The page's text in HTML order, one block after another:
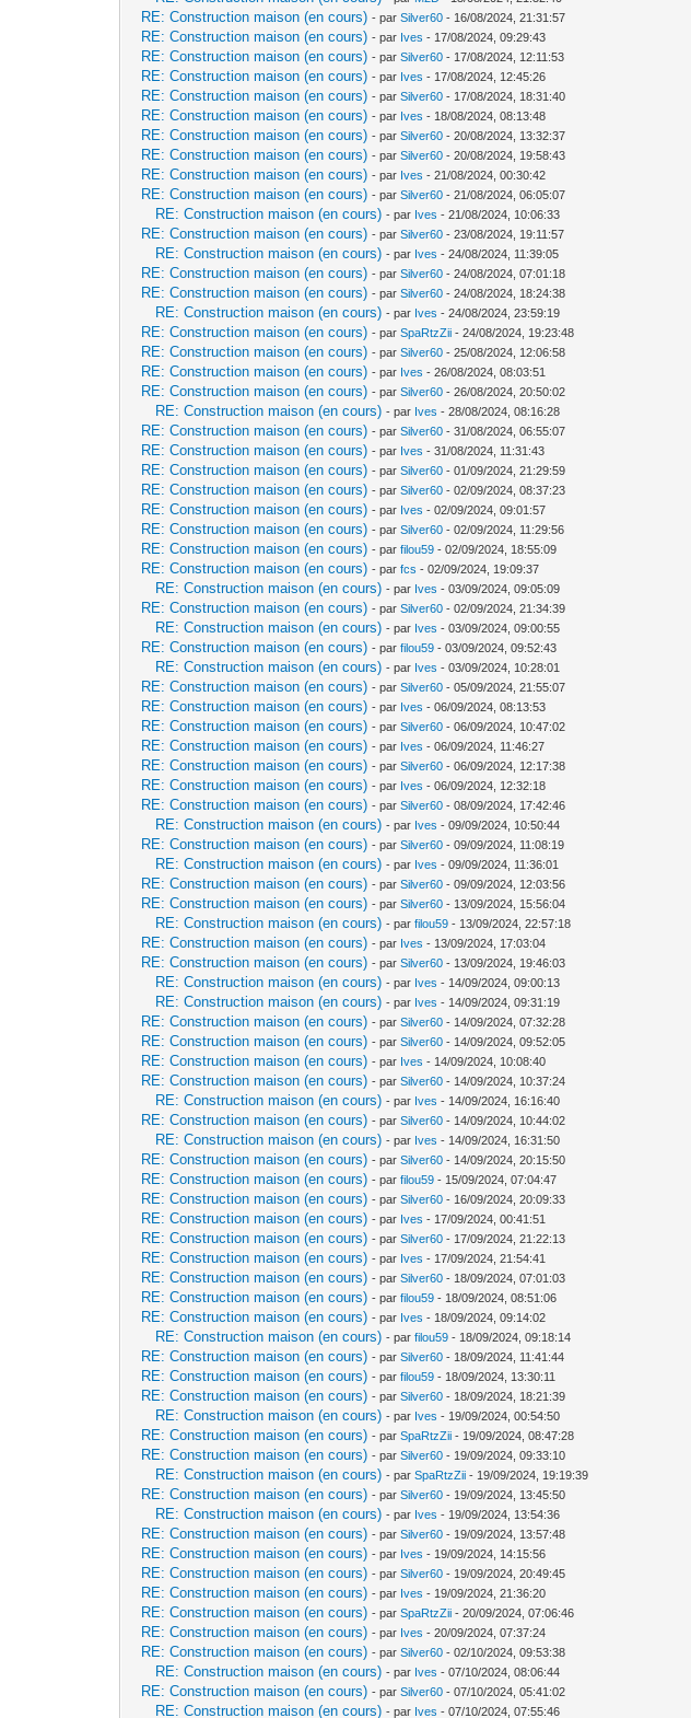
RE: Construction maison (en cours) - parSilver60 - 16/08/2024, 21:31:57
RE: Construction maison (en cours) - par Ives - 17/08/2024, 09:29:43
RE: Construction maison (en cours) - parSilver60 - 17/08/2024, 12:11:53
RE: Construction maison (en cours) - par Ives - 17/08/2024, 12:45:26
RE: Construction maison (en cours) - parSilver60 - 17/08/2024, 18:31:40
RE: Construction maison (en cours) - par Ives - 18/08/2024, 08:13:48
RE: Construction maison (en cours) - parSilver60 - 20/08/2024, 13:32:37
RE: Construction maison (en cours) - parSilver60 - 20/08/2024, 19:58:43
RE: Construction maison (en cours) - par Ives - 21/08/2024, 00:30:42
RE: Construction maison (en cours) - parSilver60 - 21/08/2024, 06:05:07
RE: Construction maison (en cours) - par Ives - 21/08/2024, 10:06:33
RE: Construction maison (en cours) - parSilver60 - 23/08/2024, 19:11:57
RE: Construction maison (en cours) - par Ives - 24/08/2024, 11:39:05
RE: Construction maison (en cours) - parSilver60 - 24/08/2024, 07:01:18
RE: Construction maison (en cours) - parSilver60 - 24/08/2024, 18:24:38
RE: Construction maison (en cours) - par Ives - 24/08/2024, 23:59:19
RE: Construction maison (en cours) - parSpaRtzZii - 24/08/2024, 19:23:48
RE: Construction maison (en cours) - parSilver60 - 25/08/2024, 12:06:58
RE: Construction maison (en cours) - par Ives - 26/08/2024, 08:03:51
RE: Construction maison (en cours) - parSilver60 - 26/08/2024, 20:50:02
RE: Construction maison (en cours) - par Ives - 28/08/2024, 08:16:28
RE: Construction maison (en cours) - parSilver60 - 31/08/2024, 06:55:07
RE: Construction maison (en cours) - par Ives - 31/08/2024, 11:31:43
RE: Construction maison (en cours) - parSilver60 - 01/09/2024, 21:29:59
RE: Construction maison (en cours) - parSilver60 - 02/09/2024, 08:37:23
RE: Construction maison (en cours) - par Ives - 02/09/2024, 09:01:57
RE: Construction maison (en cours) - parSilver60 - 02/09/2024, 11:29:56
RE: Construction maison (en cours) - parfilou59 - 02/09/2024, 18:55:09
RE: Construction maison (en cours) - parfcs - 02/09/2024, 19:09:37
RE: Construction maison (en cours) - par Ives - 03/09/2024, 09:05:09
RE: Construction maison (en cours) - parSilver60 - 02/09/2024, 21:34:39
RE: Construction maison (en cours) - par Ives - 03/09/2024, 09:00:55
RE: Construction maison (en cours) - parfilou59 - 03/09/2024, 09:52:43
RE: Construction maison (en cours) - par Ives - 03/09/2024, 10:28:01
RE: Construction maison (en cours) - parSilver60 - 05/09/2024, 21:55:07
RE: Construction maison (en cours) - par Ives - 06/09/2024, 08:13:53
RE: Construction maison (en cours) - parSilver60 - 06/09/2024, 10:47:02
RE: Construction maison (en cours) - par Ives - 06/09/2024, 11:46:27
RE: Construction maison (en cours) - parSilver60 - 06/09/2024, 12:17:38
RE: Construction maison (en cours) - par Ives - 06/09/2024, 12:32:18
RE: Construction maison (en cours) - parSilver60 - 08/09/2024, 17:42:46
RE: Construction maison (en cours) - par Ives - 09/09/2024, 10:50:44
RE: Construction maison (en cours) - parSilver60 - 09/09/2024, 11:08:19
RE: Construction maison (en cours) - par Ives - 09/09/2024, 11:36:01
RE: Construction maison (en cours) - parSilver60 - 09/09/2024, 12:03:56
RE: Construction maison (en cours) - parSilver60 - 13/09/2024, 15:56:04
RE: Construction maison (en cours) - parfilou59 - 13/09/2024, 22:57:18
RE: Construction maison (en cours) - par Ives - 13/09/2024, 17:03:04
RE: Construction maison (en cours) - parSilver60 - 13/09/2024, 19:46:03
RE: Construction maison (en cours) - par Ives - 14/09/2024, 09:00:13
RE: Construction maison (en cours) - par Ives - 14/09/2024, 09:31:19
RE: Construction maison (en cours) - parSilver60 - 14/09/2024, 07:32:28
RE: Construction maison (en cours) - parSilver60 - 14/09/2024, 09:52:05
RE: Construction maison (en cours) - par Ives - 14/09/2024, 10:08:40
RE: Construction maison (en cours) - parSilver60 - 14/09/2024, 10:37:24
RE: Construction maison (en cours) - par Ives - 14/09/2024, 16:16:40
RE: Construction maison (en cours) - parSilver60 - 14/09/2024, 10:44:02
RE: Construction maison (en cours) - par Ives - 14/09/2024, 16:31:50
RE: Construction maison (en cours) - parSilver60 - 14/09/2024, 20:15:50
RE: Construction maison (en cours) - parfilou59 - 15/09/2024, 07:04:47
RE: Construction maison (en cours) - parSilver60 - 16/09/2024, 20:09:33
RE: Construction maison (en cours) - par Ives - 17/09/2024, 00:41:51
RE: Construction maison (en cours) - parSilver60 - 17/09/2024, 21:22:13
RE: Construction maison (en cours) - par Ives - 17/09/2024, 21:54:41
RE: Construction maison (en cours) - parSilver60 - 18/09/2024, 07:01:03
RE: Construction maison (en cours) - parfilou59 - 18/09/2024, 08:51:06
RE: Construction maison (en cours) - par Ives - 18/09/2024, 09:14:02
RE: Construction maison (en cours) - parfilou59 - 18/09/2024, 09:18:14
RE: Construction maison (en cours) - parSilver60 - 18/09/2024, 11:41:44
RE: Construction maison (en cours) - parfilou59 - 18/09/2024, 13:30:11
RE: Construction maison (en cours) - parSilver60 - 18/09/2024, 18:21:39
RE: Construction maison (en cours) - par Ives - 19/09/2024, 00:54:50
RE: Construction maison (en cours) - parSpaRtzZii - 19/09/2024, 08:47:28
RE: Construction maison (en cours) - parSilver60 - 19/09/2024, 09:33:10
RE: Construction maison (en cours) - parSpaRtzZii - 19/09/2024, 19:19:39
RE: Construction maison (en cours) - parSilver60 - 19/09/2024, 13:45:50
RE: Construction maison (en cours) - par Ives - 19/09/2024, 13:54:36
RE: Construction maison (en cours) - parSilver60 - 19/09/2024, 13:57:48
RE: Construction maison (en cours) - par Ives - 19/09/2024, 14:15:56
RE: Construction maison (en cours) - parSilver60 - 19/09/2024, 20:49:45
RE: Construction maison (en cours) - par Ives - 19/09/2024, 21:36:20
RE: Construction maison (en cours) - parSpaRtzZii - 20/09/2024, 07:06:46
RE: Construction maison (en cours) - par Ives - 20/09/2024, 07:37:24
RE: Construction maison (en cours) - parSilver60 - 02/10/2024, 09:53:38
RE: Construction maison (en cours) - par Ives - 07/10/2024, 08:06:44
RE: Construction maison (en cours) - parSilver60 - 07/10/2024, 05:41:02
RE: Construction maison (en cours) - par Ives - 07/10/2024, 07:55:46